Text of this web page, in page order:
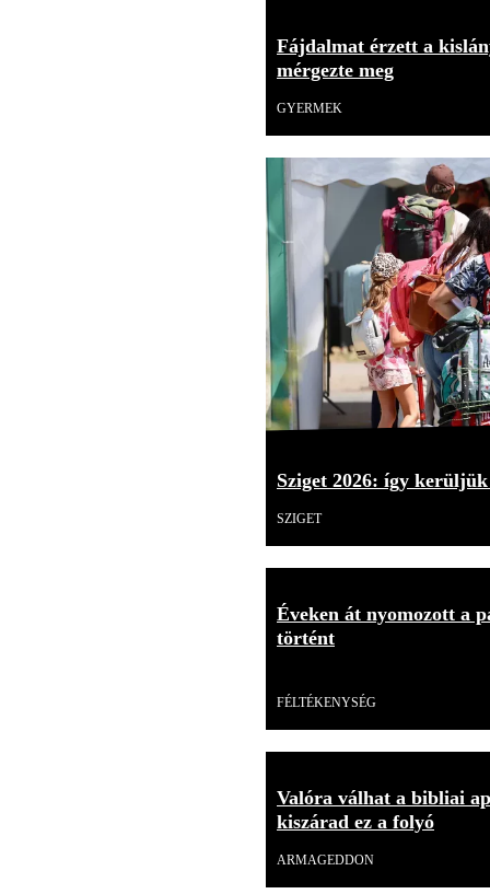
Fájdalmat érzett a
mérgezte meg
GYERMEK
Sziget 2026: így
SZIGET
Éveken át nyomozott a
történt
FÉLTÉKENYSÉG
Valóra válhat a bibliai
kiszárad ez a folyó
ARMAGEDDON